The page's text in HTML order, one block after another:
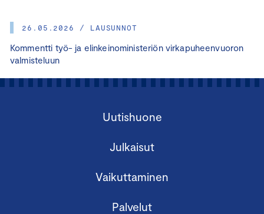
26.05.2026 / LAUSUNNOT
Kommentti työ- ja elinkeinoministeriön virkapuheenvuoron
valmisteluun
Uutishuone
Julkaisut
Vaikuttaminen
Palvelut